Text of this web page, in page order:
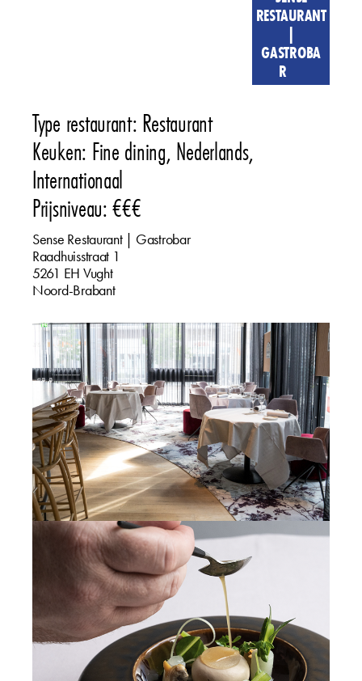
RESTAURANT
|
GASTROBA
R
Type restaurant: Restaurant
Keuken: Fine dining, Nederlands,
Internationaal
Prijsniveau: €€€
Sense Restaurant | Gastrobar
Raadhuisstraat 1
5261 EH Vught
Noord-Brabant